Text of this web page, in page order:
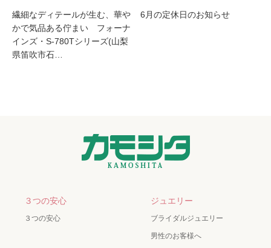
繊細なディテールが生む、華や
かで気品ある佇まい フォーナ
インズ・S-780Tシリーズ(山梨
県笛吹市石…
6月の定休日のお知らせ
３つの安心
３つの安心
ジュエリー
ブライダルジュエリー
男性のお客様へ